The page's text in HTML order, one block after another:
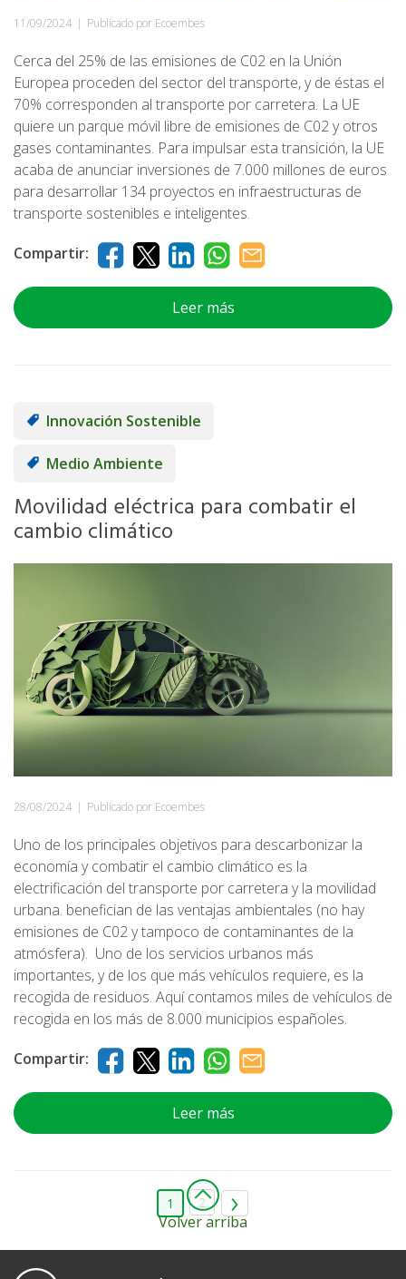
11/09/2024 | Publicado por Ecoembes
Cerca del 25% de las emisiones de C02 en la Unión
Europea proceden del sector del transporte, y de éstas el
70% corresponden al transporte por carretera. La UE
quiere un parque móvil libre de emisiones de C02 y otros
gases contaminantes. Para impulsar esta transición, la UE
acaba de anunciar inversiones de 7.000 millones de euros
para desarrollar 134 proyectos en infraestructuras de
transporte sostenibles e inteligentes.
Compartir:
Leer más
Innovación Sostenible
Medio Ambiente
Movilidad eléctrica para combatir el
cambio climático
28/08/2024 | Publicado por Ecoembes
Uno de los principales objetivos para descarbonizar la
economía y combatir el cambio climático es la
electrificación del transporte por carretera y la movilidad
urbana. benefician de las ventajas ambientales (no hay
emisiones de C02 y tampoco de contaminantes de la
atmósfera). Uno de los servicios urbanos más
importantes, y de los que más vehículos requiere, es la
recogida de residuos. Aquí contamos miles de vehículos de
recogida en los más de 8.000 municipios españoles.
Compartir:
Leer más
1 2
Volver arriba